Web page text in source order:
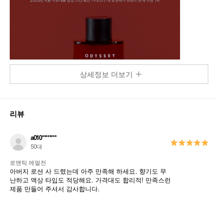
상세정보 더보기
리뷰
a010********
50대
로맨틱 에멀전
아버지 로션 사 드렸는데 아주 만족해 하세요. 향기도 무
난하고 액상 타입도 적당해요. 가격대도 합리적! 만족스런
제품 만들어 주셔서 감사합니다.